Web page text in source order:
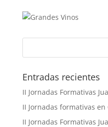
Entradas recientes
II Jornadas Formativas
II Jornadas formativas en
II Jornadas Formativas